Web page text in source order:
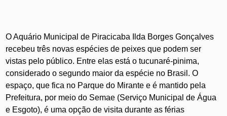
O Aquário Municipal de Piracicaba Ilda Borges Gonçalves
recebeu três novas espécies de peixes que podem ser
vistas pelo público. Entre elas está o tucunaré-pinima,
considerado o segundo maior da espécie no Brasil. O
espaço, que fica no Parque do Mirante e é mantido pela
Prefeitura, por meio do Semae (Serviço Municipal de Água
e Esgoto), é uma opção de visita durante as férias